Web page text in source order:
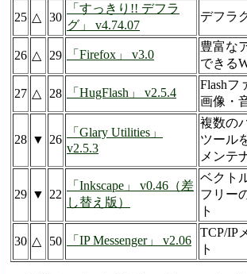
25 △ 30
「すっきり!! デフラ
グ」 v4.74.07
デフラ
26 △ 29 「Firefox」 v3.0
豊富な
できる
27 △ 28 「HugFlash」 v2.5.4
Flashフ
画像・
28 ▼ 26
「Glary Utilities」
v2.5.3
複数の
ツール
メンテ
29 ▼ 22
「Inkscape」 v0.46（差
し替え版）
ベクト
フリー
ト
30 △ 50 「IP Messenger」 v2.06
TCP/IP
ト